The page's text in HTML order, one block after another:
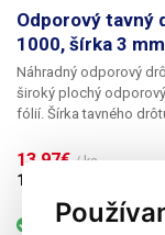
Odporový tavný
1000, šírka 3 mm
Náhradný odporový
široký plochý
fólií. Šírka tavného
1000 so šírkou 0,5,
kontaktujte naše obchodné oddelenie. V
pôvodnej struny (od
jednotlivých zváračiek
13,97€ / ks
11,35€
skladom nad 100